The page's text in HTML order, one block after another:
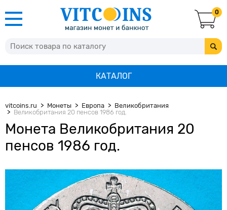
0
КАТАЛОГ
vitcoins.ru Монеты Европа
Великобритания
Великобритания 20 пенсов 1986 год.
Монета Великобритания 20
пенсов 1986 год.